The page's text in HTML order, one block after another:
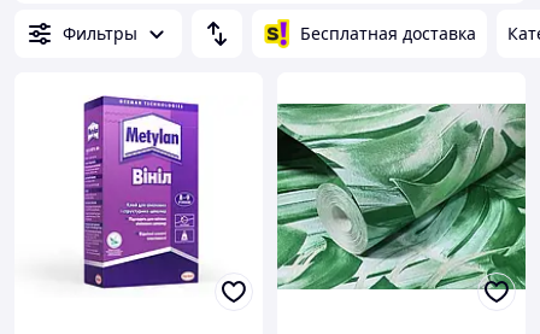
Фильтры Бесплатная доставка